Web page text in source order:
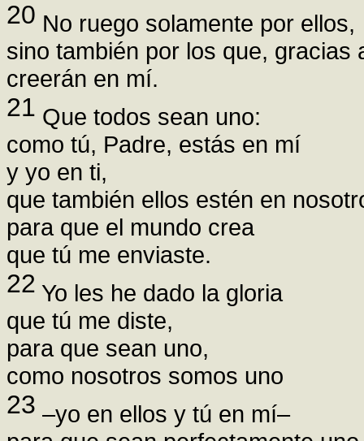
20 No ruego solamente por ellos,
sino también por los que, gracias
creerán en mí.
21 Que todos sean uno:
como tú, Padre, estás en mí
y yo en ti,
que también ellos estén en
para que el mundo crea
que tú me enviaste.
22 Yo les he dado la gloria
que tú me diste,
para que sean uno,
como nosotros somos uno
23 –yo en ellos y tú en mí–